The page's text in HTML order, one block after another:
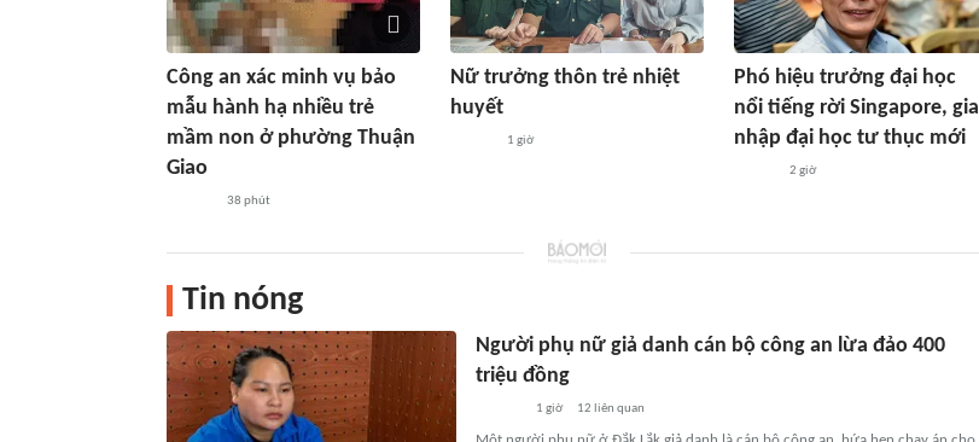
Công an xác minh vụ bảo
mẫu hành hạ nhiều trẻ
mầm non ở phường Thuận
Giao
38 phút
Nữ trưởng thôn trẻ nhiệt
huyết
1 giờ
Phó hiệu trưởng đại học
nổi tiếng rời Singapore, gia
nhập đại học tư thục mới
2 giờ
Tin nóng
Người phụ nữ giả danh cán bộ công an lừa đảo 400
triệu đồng
1 giờ 12 liên quan